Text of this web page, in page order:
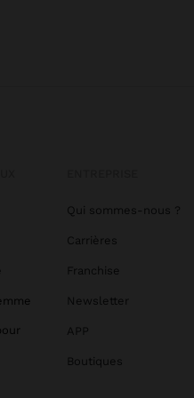
Qui sommes-nous ?
Carrières
Franchise
Newsletter
APP
Boutiques